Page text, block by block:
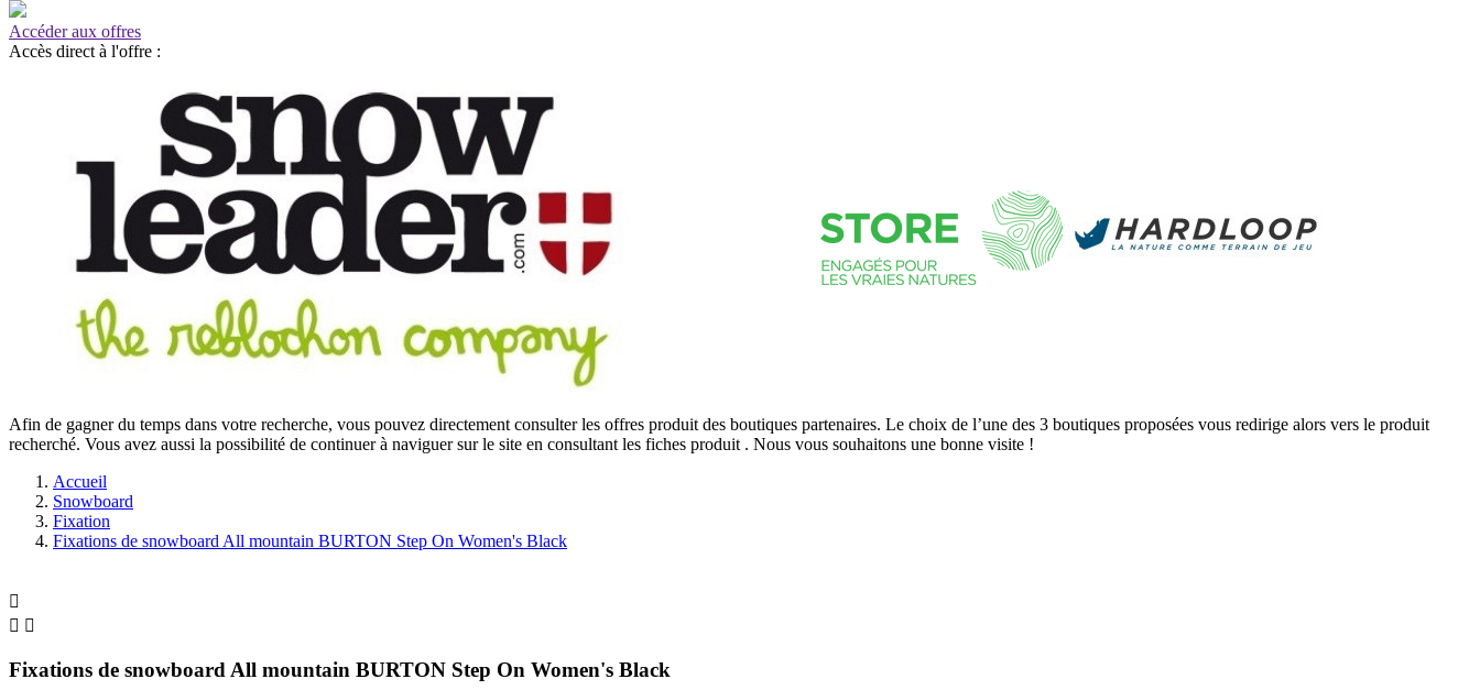
Accéder aux offres
Accès direct à l'offre :
Afin de gagner du temps dans votre recherche, vous pouvez directement consulter les offres produit des boutiques partenaires. Le choix de l’une des 3 boutiques proposées vous redirige alors vers le produit
recherché. Vous avez aussi la possibilité de continuer à naviguer sur le site en consultant les fiches produit . Nous vous souhaitons une bonne visite !
Accueil
Snowboard
Fixation
Fixations de snowboard All mountain BURTON Step On Women's Black

 
Fixations de snowboard All mountain BURTON Step On Women's Black